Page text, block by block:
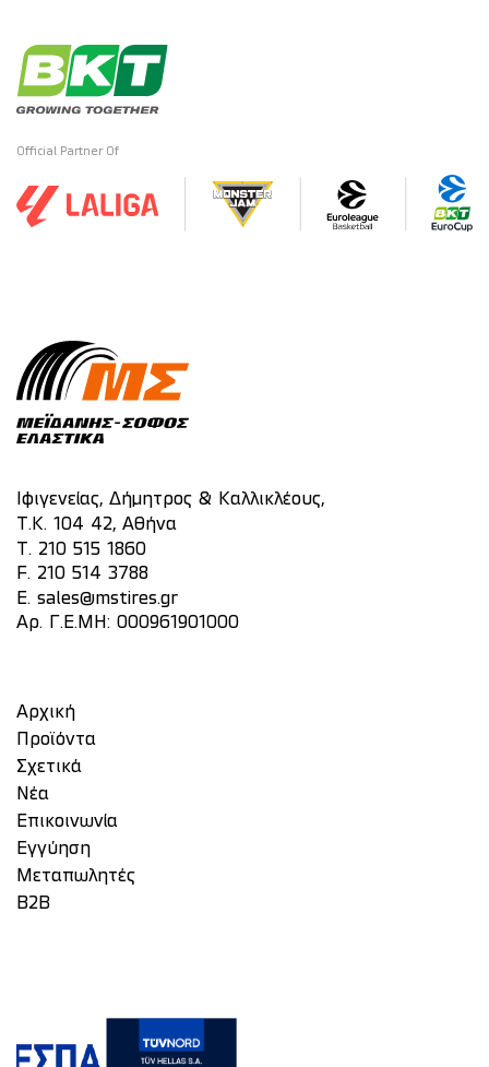
Official Partner Of
Ιφιγενείας, Δήμητρος & Καλλικλέους,
Τ.Κ. 104 42, Αθήνα
T. 210 515 1860
F. 210 514 3788
E. sales@mstires.gr
Αρ. Γ.Ε.ΜΗ: 000961901000
Αρχική
Προϊόντα
Σχετικά
Νέα
Επικοινωνία
Eγγύηση
Μεταπωλητές
Β2Β